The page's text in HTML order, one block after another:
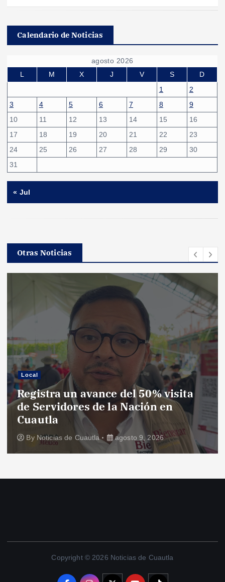
Calendario de Noticias
agosto 2026
L
M X J V S
D
1
2
3
4 5 6 7 8
9
10
11 12 13 14 15
16
17
18 19 20 21 22
23
24
25 26 27 28 29
30
31
« Jul
Otras Noticias
Local
Registra un avance del 50% visita
de Servidores de la Nación en
Cuautla
By Noticias de Cuautla agosto 9, 2026
Copyright © 2026 Noticias de Cuautla